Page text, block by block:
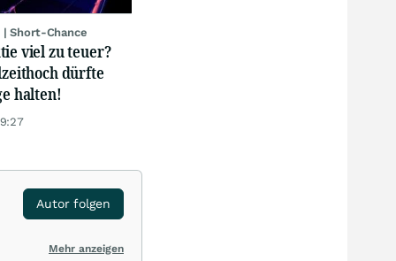
Short-Chance
viel zu teuer?
dürfte
halten!
Autor folgen
Mehr anzeigen